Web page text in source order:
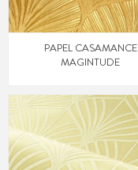
PAPEL CASAMANCE
MAGINTUDE